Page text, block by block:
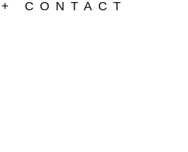
CONTACT